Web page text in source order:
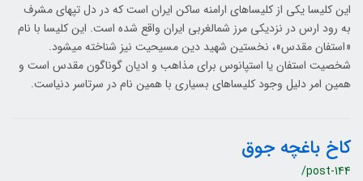
این کلیسا یکی از کلیساهای ارامنه ساکن ایران است که در دل تپه‎ای مشرف
به رود ارس در نزدیکی مرز شمال‎غربی ایران واقع شده است. این کلیسا با نام
«استفان مقدس»، نخستین شهید دین مسیحیت نیز شناخته می‎شود.
شخصیت استفان یا استپانوس برای مذاهب و ادیان گوناگون مقدس است و
همین امر دلیل وجود کلیساهای بسیاری با همین نام در سرتاسر دنیاست.
کاخ باغچه جوق
/post-144